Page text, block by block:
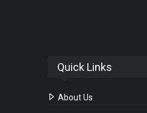
Quick Links
About Us